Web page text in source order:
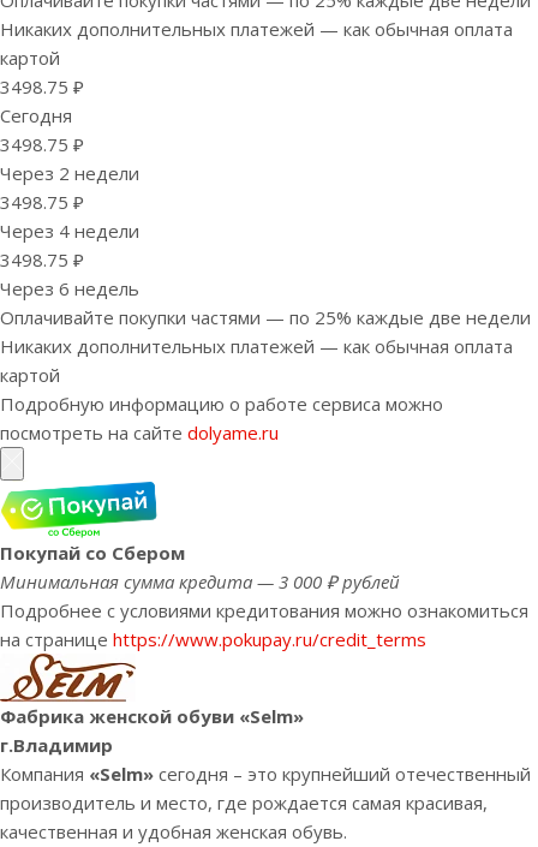
Никаких дополнительных платежей — как обычная оплата
картой
3498.75 ₽
Сегодня
3498.75 ₽
Через 2 недели
3498.75 ₽
Через 4 недели
3498.75 ₽
Через 6 недель
Оплачивайте покупки частями — по 25% каждые две недели
Никаких дополнительных платежей — как обычная оплата
картой
Подробную информацию о работе сервиса можно
посмотреть на сайте dolyame.ru
Покупай со Сбером
Минимальная сумма кредита — 3 000 ₽ рублей
Подробнее с условиями кредитования можно ознакомиться
на странице https://www.pokupay.ru/credit_terms
Фабрика женской обуви «Selm»
г.Владимир
Компания «Selm» сегодня – это крупнейший отечественный
производитель и место, где рождается самая красивая,
качественная и удобная женская обувь.